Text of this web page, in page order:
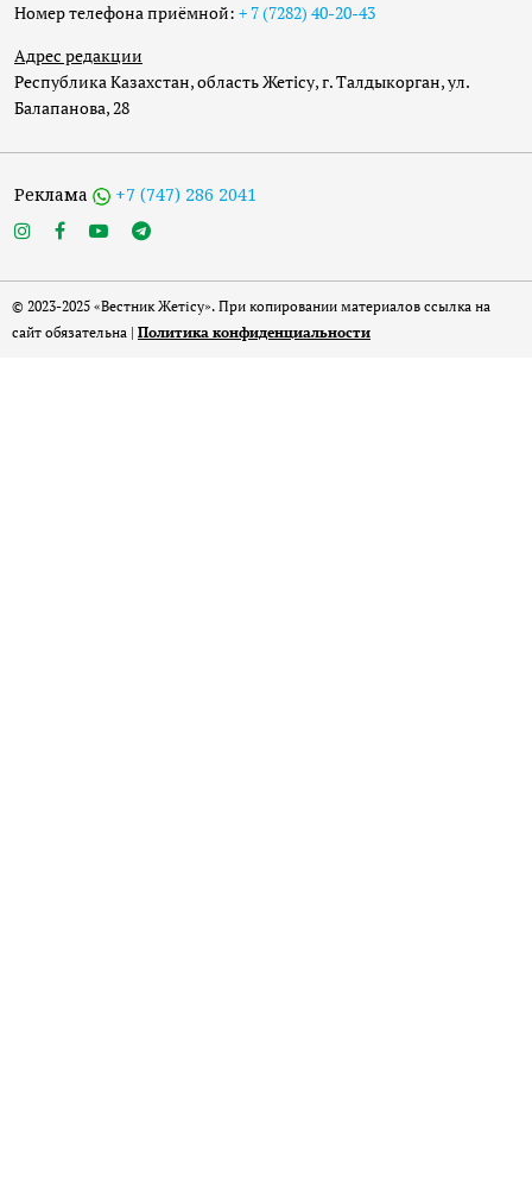
Номер телефона приёмной: + 7 (7282) 40-20-43
Адрес редакции
Республика Казахстан, область Жетісу, г. Талдыкорган, ул.
Балапанова, 28
Реклама +7 (747) 286 2041
© 2023-2025 «Вестник Жетісу». При копировании материалов ссылка на
сайт обязательна | Политика конфиденциальности